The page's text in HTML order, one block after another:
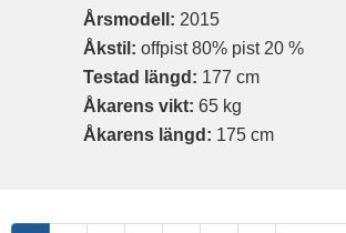
Årsmodell: 2015
Åkstil: offpist 80% pist 20 %
Testad längd: 177 cm
Åkarens vikt: 65 kg
Åkarens längd: 175 cm